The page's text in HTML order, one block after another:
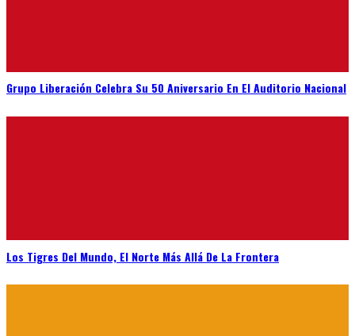
Grupo Liberación Celebra Su 50 Aniversario En El Auditorio Nacional
Los Tigres Del Mundo, El Norte Más Allá De La Frontera